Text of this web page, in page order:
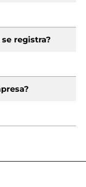
registra?